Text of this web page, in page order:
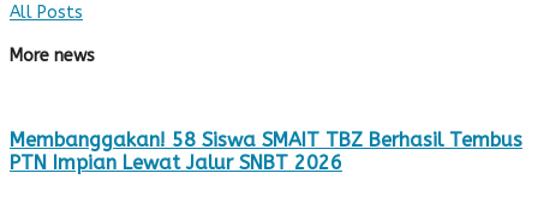
All Posts
More news
Membanggakan! 58 Siswa SMAIT TBZ Berhasil Tembus
PTN Impian Lewat Jalur SNBT 2026